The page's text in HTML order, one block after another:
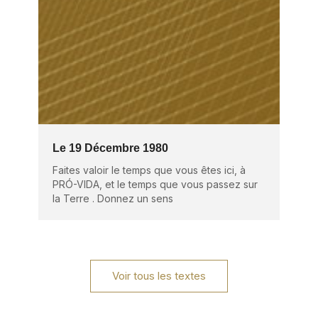
Le 19 Décembre 1980
Faites valoir le temps que vous êtes ici, à
PRÓ-VIDA, et le temps que vous passez sur
la Terre . Donnez un sens
Voir tous les textes